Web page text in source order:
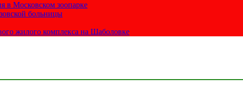
в Московском зоопарке
больницы
жилого комплекса на Шаболовке